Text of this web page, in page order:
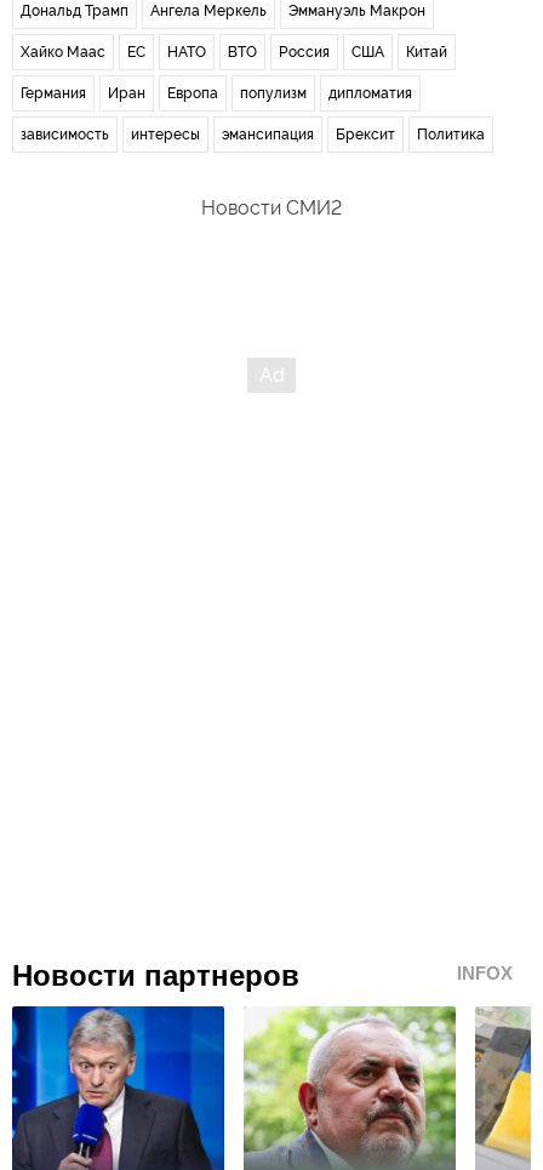
Дональд Трамп Ангела Меркель Эммануэль Макрон
Хайко Маас ЕС НАТО ВТО Россия США Китай
Германия Иран Европа популизм дипломатия
зависимость интересы эмансипация Брексит Политика
Новости СМИ2
Новости партнеров INFOX